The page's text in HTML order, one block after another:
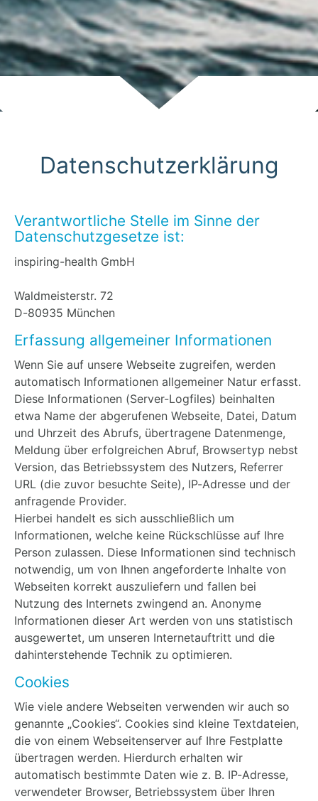
Datenschutzerklärung
Verantwortliche Stelle im Sinne der
Datenschutzgesetze ist:
inspiring-health GmbH
Waldmeisterstr. 72
D-80935 München
Erfassung allgemeiner Informationen
Wenn Sie auf unsere Webseite zugreifen, werden
automatisch Informationen allgemeiner Natur erfasst.
Diese Informationen (Server-Logfiles) beinhalten
etwa Name der abgerufenen Webseite, Datei, Datum
und Uhrzeit des Abrufs, übertragene Datenmenge,
Meldung über erfolgreichen Abruf, Browsertyp nebst
Version, das Betriebssystem des Nutzers, Referrer
URL (die zuvor besuchte Seite), IP-Adresse und der
anfragende Provider.
Hierbei handelt es sich ausschließlich um
Informationen, welche keine Rückschlüsse auf Ihre
Person zulassen. Diese Informationen sind technisch
notwendig, um von Ihnen angeforderte Inhalte von
Webseiten korrekt auszuliefern und fallen bei
Nutzung des Internets zwingend an. Anonyme
Informationen dieser Art werden von uns statistisch
ausgewertet, um unseren Internetauftritt und die
dahinterstehende Technik zu optimieren.
Cookies
Wie viele andere Webseiten verwenden wir auch so
genannte „Cookies“. Cookies sind kleine Textdateien,
die von einem Webseitenserver auf Ihre Festplatte
übertragen werden. Hierdurch erhalten wir
automatisch bestimmte Daten wie z. B. IP-Adresse,
verwendeter Browser, Betriebssystem über Ihren